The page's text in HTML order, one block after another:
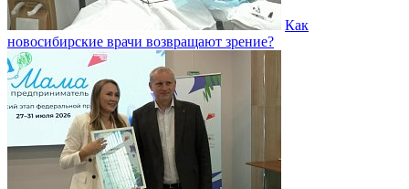
Как
новосибирские врачи возвращают зрение?